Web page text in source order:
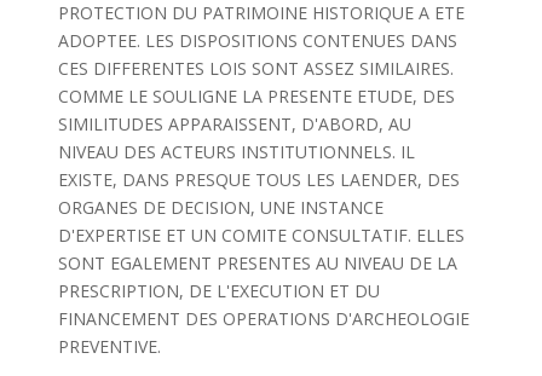
PROTECTION DU PATRIMOINE HISTORIQUE A ETE
ADOPTEE. LES DISPOSITIONS CONTENUES DANS
CES DIFFERENTES LOIS SONT ASSEZ SIMILAIRES.
COMME LE SOULIGNE LA PRESENTE ETUDE, DES
SIMILITUDES APPARAISSENT, D'ABORD, AU
NIVEAU DES ACTEURS INSTITUTIONNELS. IL
EXISTE, DANS PRESQUE TOUS LES LAENDER, DES
ORGANES DE DECISION, UNE INSTANCE
D'EXPERTISE ET UN COMITE CONSULTATIF. ELLES
SONT EGALEMENT PRESENTES AU NIVEAU DE LA
PRESCRIPTION, DE L'EXECUTION ET DU
FINANCEMENT DES OPERATIONS D'ARCHEOLOGIE
PREVENTIVE.